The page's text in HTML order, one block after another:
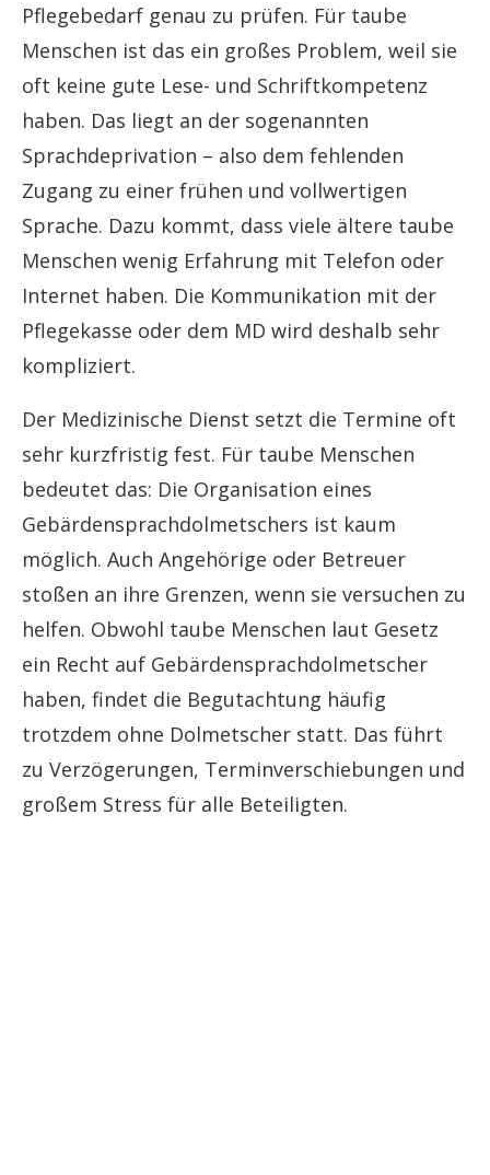
Pflegebedarf genau zu prüfen. Für taube
Menschen ist das ein großes Problem, weil sie
oft keine gute Lese- und Schriftkompetenz
haben. Das liegt an der sogenannten
Sprachdeprivation – also dem fehlenden
Zugang zu einer frühen und vollwertigen
Sprache. Dazu kommt, dass viele ältere taube
Menschen wenig Erfahrung mit Telefon oder
Internet haben. Die Kommunikation mit der
Pflegekasse oder dem MD wird deshalb sehr
kompliziert.
Der Medizinische Dienst setzt die Termine oft
sehr kurzfristig fest. Für taube Menschen
bedeutet das: Die Organisation eines
Gebärdensprachdolmetschers ist kaum
möglich. Auch Angehörige oder Betreuer
stoßen an ihre Grenzen, wenn sie versuchen zu
helfen. Obwohl taube Menschen laut Gesetz
ein Recht auf Gebärdensprachdolmetscher
haben, findet die Begutachtung häufig
trotzdem ohne Dolmetscher statt. Das führt
zu Verzögerungen, Terminverschiebungen und
großem Stress für alle Beteiligten.